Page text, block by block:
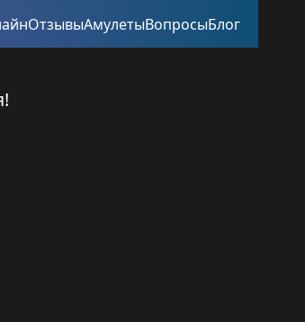
ОтзывыАмулетыВопросыБлог